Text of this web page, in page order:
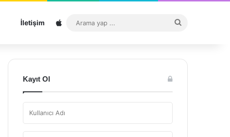
İletişim Sitemap
...
Kayıt Ol